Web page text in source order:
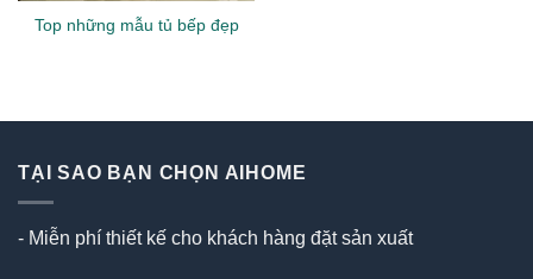
Top những mẫu tủ bếp đẹp
TẠI SAO BẠN CHỌN AIHOME
- Miễn phí thiết kế cho khách hàng đặt sản xuất